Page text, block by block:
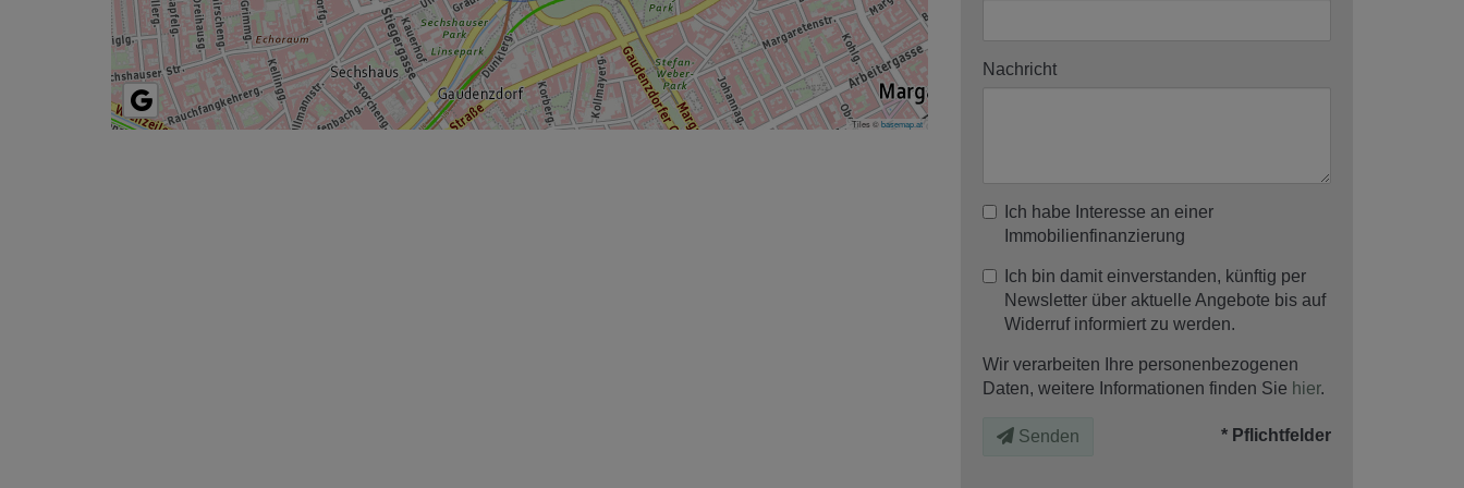
Tiles ©basemap.at
Nachricht
Ich habe Interesse an einer
Immobilienfinanzierung
Ich bin damit einverstanden, künftig per
Newsletter über aktuelle Angebote bis auf
Widerruf informiert zu werden.
Wir verarbeiten Ihre personenbezogenen
Daten, weitere Informationen finden Sie hier.
Senden * Pflichtfelder